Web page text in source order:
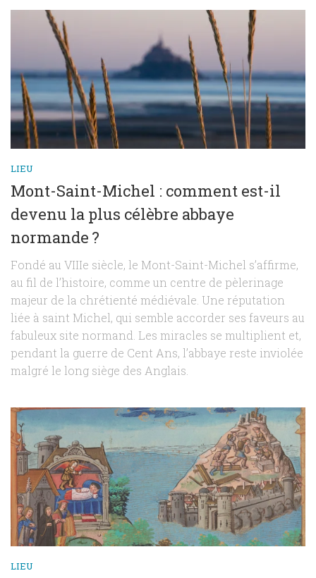
LIEU
Mont-Saint-Michel : comment est-il
devenu la plus célèbre abbaye
normande ?
Fondé au VIIIe siècle, le Mont-Saint-Michel s’affirme,
au fil de l’histoire, comme un centre de pèlerinage
majeur de la chrétienté médiévale. Une réputation
liée à saint Michel, qui semble accorder ses faveurs au
fabuleux site normand. Les miracles se multiplient et,
pendant la guerre de Cent Ans, l’abbaye reste inviolée
malgré le long siège des Anglais.
LIEU